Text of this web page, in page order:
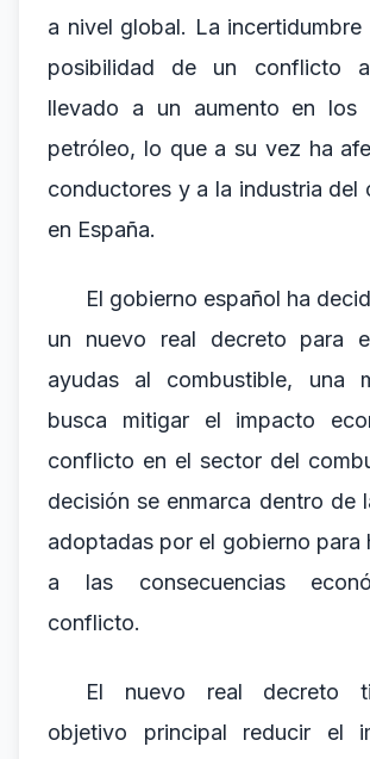
a nivel global. La
posibilidad de un conflicto
llevado a un aumento en los
petróleo, lo que a su vez ha
conductores y a la industria del
en España.
El gobierno español ha
un nuevo real decreto para
ayudas al combustible, una
busca mitigar el impacto
conflicto en el sector del
decisión se enmarca dentro de
adoptadas por el gobierno para
a las consecuencias
conflicto.
El nuevo real decreto
objetivo principal reducir el